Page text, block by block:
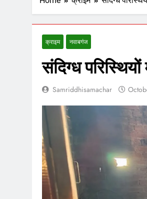
क्राइम नवाबगंज
संदिग्ध
Samriddhisamachar